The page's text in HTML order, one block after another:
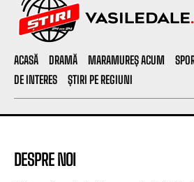
ACASĂ DRAMĂ MARAMUREȘ ACUM
DE INTERES
ȘTIRI PE REGIUNI
DESPRE NOI